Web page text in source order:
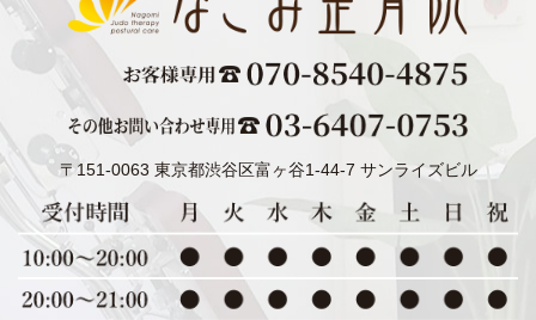
〒151-0063 東京都渋谷区富ヶ谷1-44-7 サンライズビル